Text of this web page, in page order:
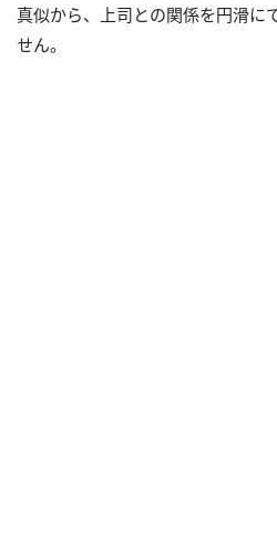
真似から、上司との関係を円滑に
せん。